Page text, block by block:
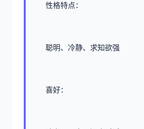
性格特点：
聪明、冷静、求知欲强
喜好：